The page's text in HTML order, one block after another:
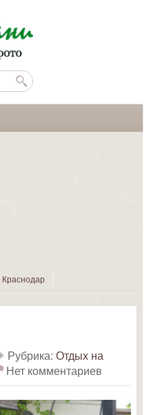
Рубрика: Отдых на
Нет комментариев